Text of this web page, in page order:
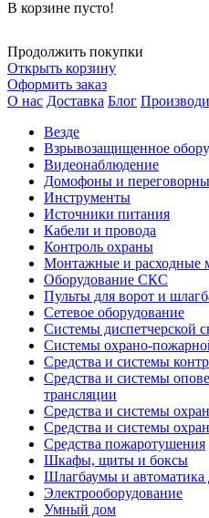
В корзине пусто!
Продолжить покупки
Открыть корзину
Оформить заказ
О нас Доставка Блог
Везде
Взрывозащищенное
Видеонаблюдение
Домофоны и
Инструменты
Источники питания
Кабели и провода
Контроль охраны
Монтажные и расходные
Оборудование СКС
Пульты для ворот и
Сетевое оборудование
Системы диспетчерской
Системы охрано-
Средства и системы
Средства и системы
трансляции
Средства и системы
Средства и системы
Средства пожаротушения
Шкафы, щиты и боксы
Шлагбаумы и автоматика
Электрооборудование
Умный дом